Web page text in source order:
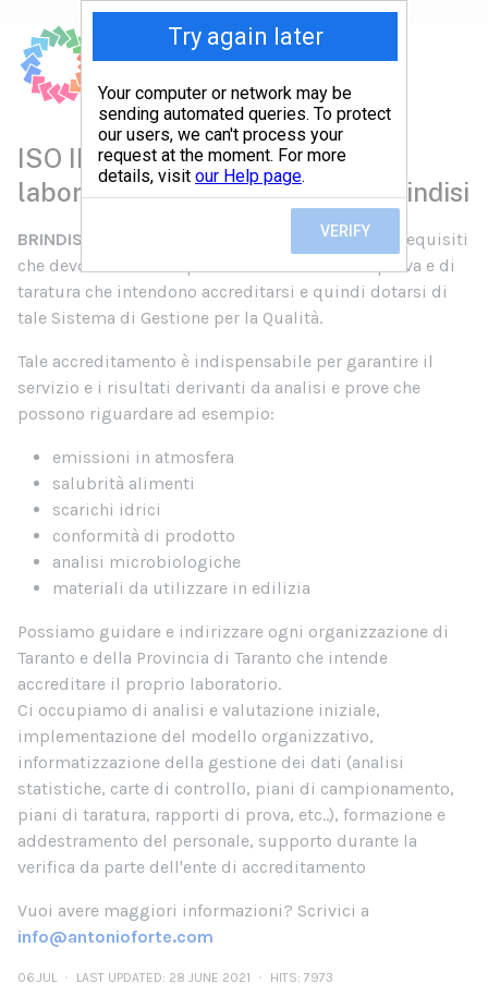
ISO IEC 17025 Accreditamento
laboratori di prova e taratura Brindisi
BRINDISI
stabilisce i requisiti
che devono essere rispettati dai laboratori di prova e di
taratura che intendono accreditarsi e quindi dotarsi di
tale Sistema di Gestione per la Qualità.
Tale accreditamento è indispensabile per garantire il
servizio e i risultati derivanti da analisi e prove che
possono riguardare ad esempio:
emissioni in atmosfera
salubrità alimenti
scarichi idrici
conformità di prodotto
analisi microbiologiche
materiali da utilizzare in edilizia
Possiamo guidare e indirizzare ogni organizzazione di
Taranto e della Provincia di Taranto che intende
accreditare il proprio laboratorio.
Ci occupiamo di analisi e valutazione iniziale,
implementazione del modello organizzativo,
informatizzazione della gestione dei dati (analisi
statistiche, carte di controllo, piani di campionamento,
piani di taratura, rapporti di prova, etc..), formazione e
addestramento del personale, supporto durante la
verifica da parte dell'ente di accreditamento
Vuoi avere maggiori informazioni? Scrivici a
info@antonioforte.com
06.JUL LAST UPDATED: 28 JUNE 2021 HITS: 7973